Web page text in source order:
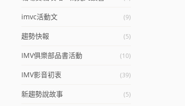
imvc活動文 (9)
趨勢快報 (5)
IMV俱樂部品書活動 (10)
IMV影音初衷 (39)
新趨勢說故事 (5)